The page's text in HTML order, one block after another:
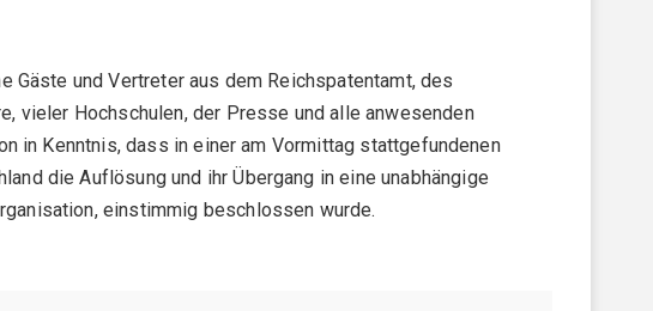
Gäste und Vertreter aus dem Reichspatentamt, des
vieler Hochschulen, der Presse und alle anwesenden
in Kenntnis, dass in einer am Vormittag stattgefundenen
die Auflösung und ihr Übergang in eine unabhängige
einstimmig beschlossen wurde.